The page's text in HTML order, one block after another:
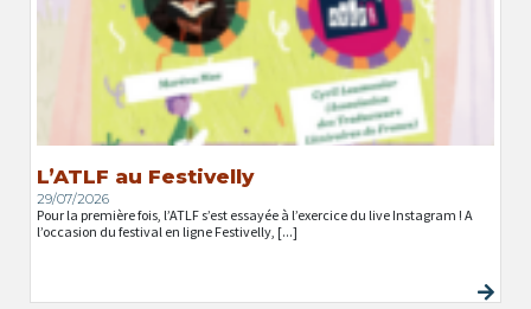
L’ATLF au Festivelly
29/07/2026
Pour la première fois, l’ATLF s’est essayée à l’exercice du live Instagram ! A
l’occasion du festival en ligne Festivelly, [...]